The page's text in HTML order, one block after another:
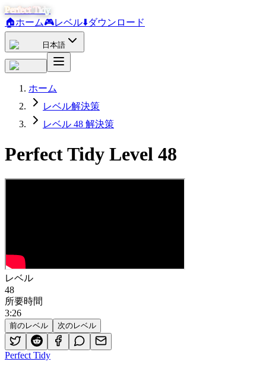
Perfect Tidy
🏠ホーム🎮レベル⬇️ダウンロード
日本語
ホーム
レベル解決策
レベル 48 解決策
Perfect Tidy Level 48
レベル
48
所要時間
3:26
前のレベル 次のレベル
Perfect Tidy